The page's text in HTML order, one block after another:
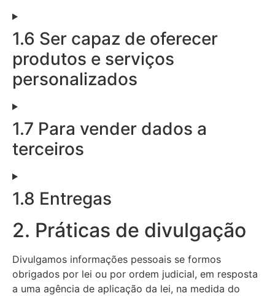
1.6 Ser capaz de oferecer
produtos e serviços
personalizados
1.7 Para vender dados a
terceiros
1.8 Entregas
2. Práticas de divulgação
Divulgamos informações pessoais se formos
obrigados por lei ou por ordem judicial, em resposta
a uma agência de aplicação da lei, na medida do